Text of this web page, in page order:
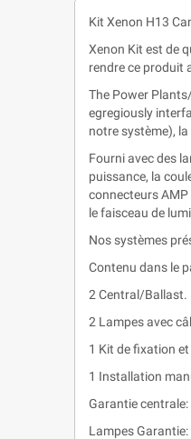
Kit Xenon H13
Xenon Kit est de
rendre ce produit
The Power
egregiously
notre système),
Fourni avec des
puissance, la
connecteurs
le faisceau de
Nos systèmes
Contenu dans le
2 Central/Ballast.
2 Lampes avec
1 Kit de fixation
1 Installation
Garantie centrale:
Lampes Garantie: